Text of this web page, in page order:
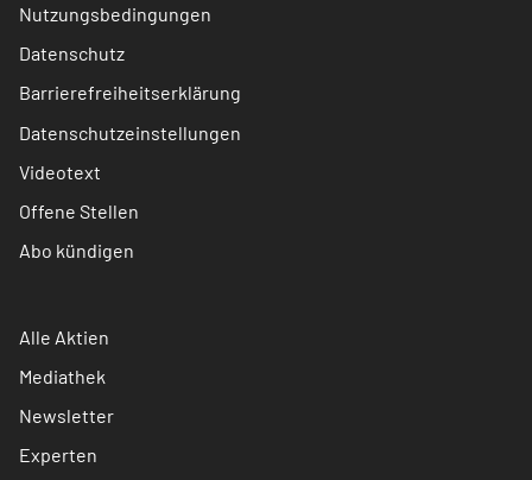
Nutzungsbedingungen
Datenschutz
Barrierefreiheitserklärung
Datenschutzeinstellungen
Videotext
Offene Stellen
Abo kündigen
Alle Aktien
Mediathek
Newsletter
Experten